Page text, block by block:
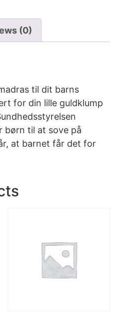
(0)
til dit barns
for din lille guldklump
børn til at sove på
at barnet får det for